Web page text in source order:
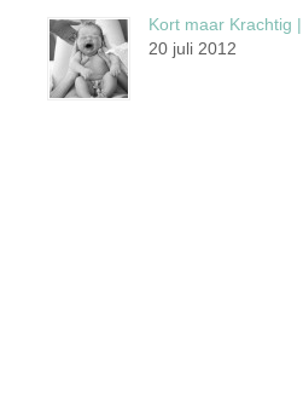
Kort maar Krachtig
20 juli 2012